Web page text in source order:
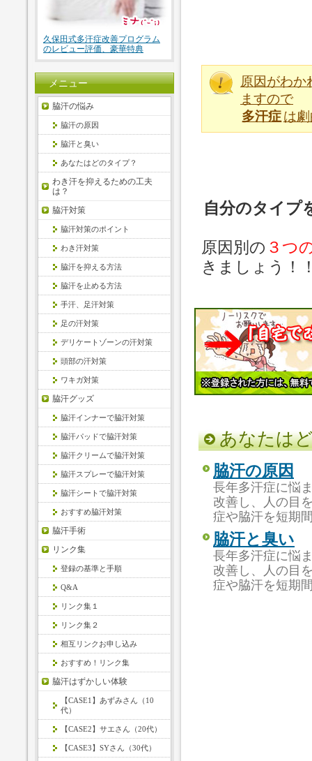
原因がわか
ますので
多汗症は
自分のタイプ
原因別の ３つ
きましょう！
あなたは
脇汗の原因
長年多汗症に悩
改善し、人の目
症や脇汗を短期
脇汗と臭い
長年多汗症に悩
改善し、人の目
症や脇汗を短期
久保田式多汗症改善プログラム
のレビュー評価、豪華特典
メニュー
脇汗の悩み
脇汗の原因
脇汗と臭い
あなたはどのタイプ？
わき汗を抑えるための工夫
は？
脇汗対策
脇汗対策のポイント
わき汗対策
脇汗を抑える方法
脇汗を止める方法
手汗、足汗対策
足の汗対策
デリケートゾーンの汗対策
頭部の汗対策
ワキガ対策
脇汗グッズ
脇汗インナーで脇汗対策
脇汗パッドで脇汗対策
脇汗クリームで脇汗対策
脇汗スプレーで脇汗対策
脇汗シートで脇汗対策
おすすめ脇汗対策
脇汗手術
リンク集
登録の基準と手順
Q&A
リンク集１
リンク集２
相互リンクお申し込み
おすすめ！リンク集
脇汗はずかしい体験
【CASE1】あずみさん（10
代）
【CASE2】サエさん（20代）
【CASE3】SYさん（30代）